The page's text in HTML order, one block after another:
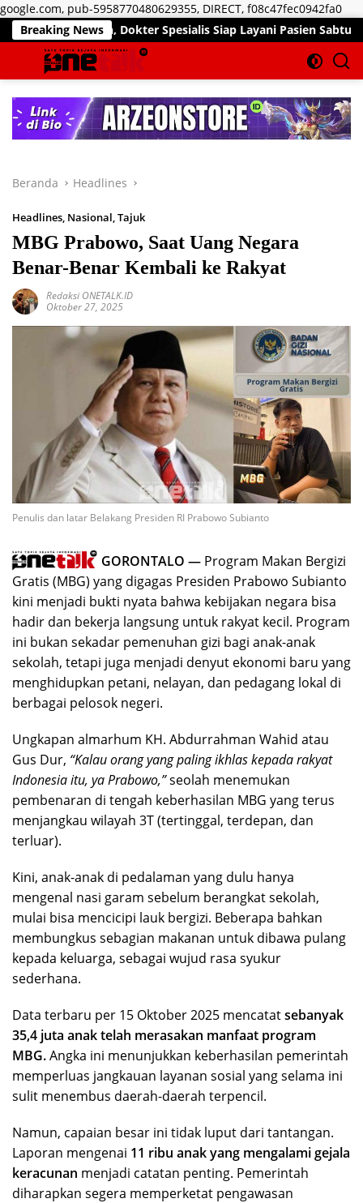
google.com, pub-5958770480629355, DIRECT, f08c47fec0942fa0
ke
Breaking News
Dokter Spesialis Siap Layani Pasien Sabtu, 25 Juli 2026
Beranda Headlines
Headlines, Nasional,Tajuk
MBG Prabowo, Saat Uang Negara
Benar-Benar Kembali ke Rakyat
Redaksi ONETALK.ID
Oktober 27, 2025
Penulis dan latar Belakang Presiden RI Prabowo Subianto
GORONTALO — Program Makan Bergizi
Gratis (MBG) yang digagas Presiden Prabowo Subianto
kini menjadi bukti nyata bahwa kebijakan negara bisa
hadir dan bekerja langsung untuk rakyat kecil. Program
ini bukan sekadar pemenuhan gizi bagi anak-anak
sekolah, tetapi juga menjadi denyut ekonomi baru yang
menghidupkan petani, nelayan, dan pedagang lokal di
berbagai pelosok negeri.
Ungkapan almarhum KH. Abdurrahman Wahid atau
Gus Dur, “Kalau orang yang paling ikhlas kepada rakyat
Indonesia itu, ya Prabowo,”seolah menemukan
pembenaran di tengah keberhasilan MBG yang terus
menjangkau wilayah 3T (tertinggal, terdepan, dan
terluar).
Kini, anak-anak di pedalaman yang dulu hanya
mengenal nasi garam sebelum berangkat sekolah,
mulai bisa mencicipi lauk bergizi. Beberapa bahkan
membungkus sebagian makanan untuk dibawa pulang
kepada keluarga, sebagai wujud rasa syukur
sederhana.
Data terbaru per 15 Oktober 2025 mencatatsebanyak
35,4 juta anak telah merasakan manfaat program
MBG.Angka ini menunjukkan keberhasilan pemerintah
memperluas jangkauan layanan sosial yang selama ini
sulit menembus daerah-daerah terpencil.
Namun, capaian besar ini tidak luput dari tantangan.
Laporan mengenai 11 ribu anak yang mengalami gejala
keracunan menjadi catatan penting. Pemerintah
diharapkan segera memperketat pengawasan